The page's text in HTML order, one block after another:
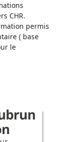
CHR.
permis
( base
le